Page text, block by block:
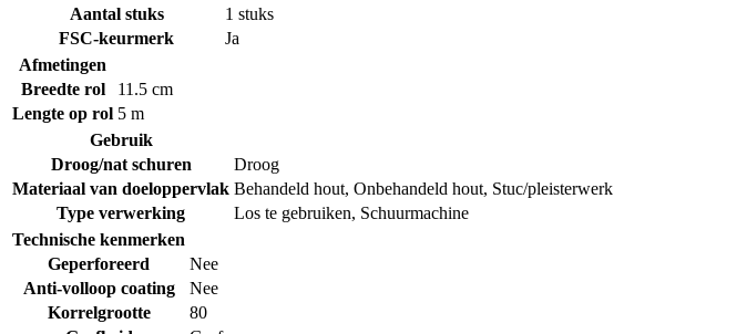
Aantal stuks
1 stuks
FSC-keurmerk
Ja
Afmetingen
Breedte rol
11.5 cm
Lengte op rol 5 m
Gebruik
Droog/nat schuren
Droog
Materiaal van doeloppervlak Behandeld hout, Onbehandeld hout, Stuc/pleisterwerk
Type verwerking
Los te gebruiken, Schuurmachine
Technische kenmerken
Geperforeerd
Nee
Anti-volloop coating
Nee
Korrelgrootte
80